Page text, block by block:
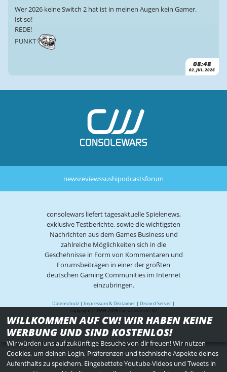
08:48
02. JUL. 2026
Wer 2026 keine Switch 2 hat ist in meinen Augen kein Gamer.
Ist so!
REDE!
PUNKT
newsreviewssushipodcastsforum
consolewars liefert tagesaktuelle Spielenews,
exklusive Testberichte, sowie die wichtigsten
Nachrichten aus dem Games Business und
zahlreiche Möglichkeiten sich in die
Geschehnisse in Form von Kommentaren und
Forumsbeiträgen in einer der größten
deutschen Gaming Communities im Internet
einzubringen.
Datenschutz | Impressum & Disclaimer | Discord Server |
copyright © 1999-2026 consolewars V2.82
WILLKOMMEN AUF CW! WIR HABEN KEINE
WERBUNG UND SIND KOSTENLOS!
Wir würden uns auf zukünftige Besuche von dir freuen! Wir nutzen
Cookies, um deinen Login, Präferenzen und technische Aspekte deines
Aufenthalts zu speichern. Eingebettete Youtube-Videos und Tweets in